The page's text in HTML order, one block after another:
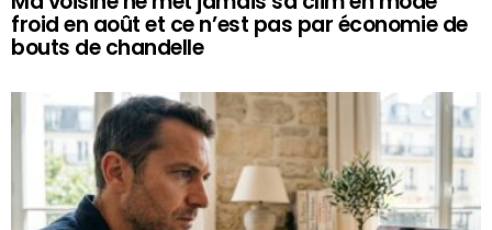
froid en août et ce n’est pas par économie de
bouts de chandelle